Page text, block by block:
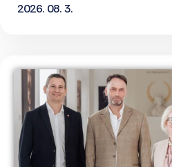
2026. 08. 3.